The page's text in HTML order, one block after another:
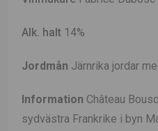
Alk. halt 14%
Jordmån Järnrika jordar
Information Château
sydvästra Frankrike i byn